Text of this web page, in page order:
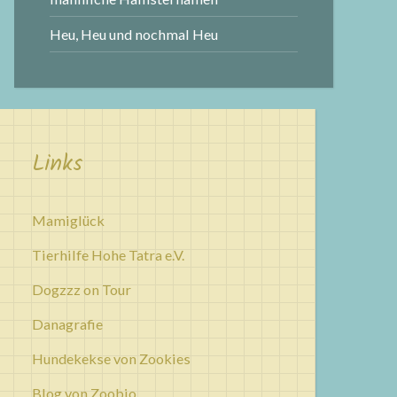
Heu, Heu und nochmal Heu
Links
Mamiglück
Tierhilfe Hohe Tatra e.V.
Dogzzz on Tour
Danagrafie
Hundekekse von Zookies
Blog von Zoobio